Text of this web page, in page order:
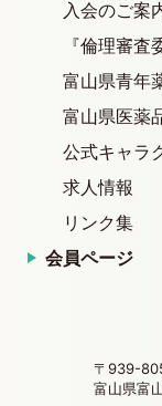
入会のご案
『倫理審査
富山県青年
富山県医薬
公式キャラ
求人情報
リンク集
会員ページ
〒939-
富山県富